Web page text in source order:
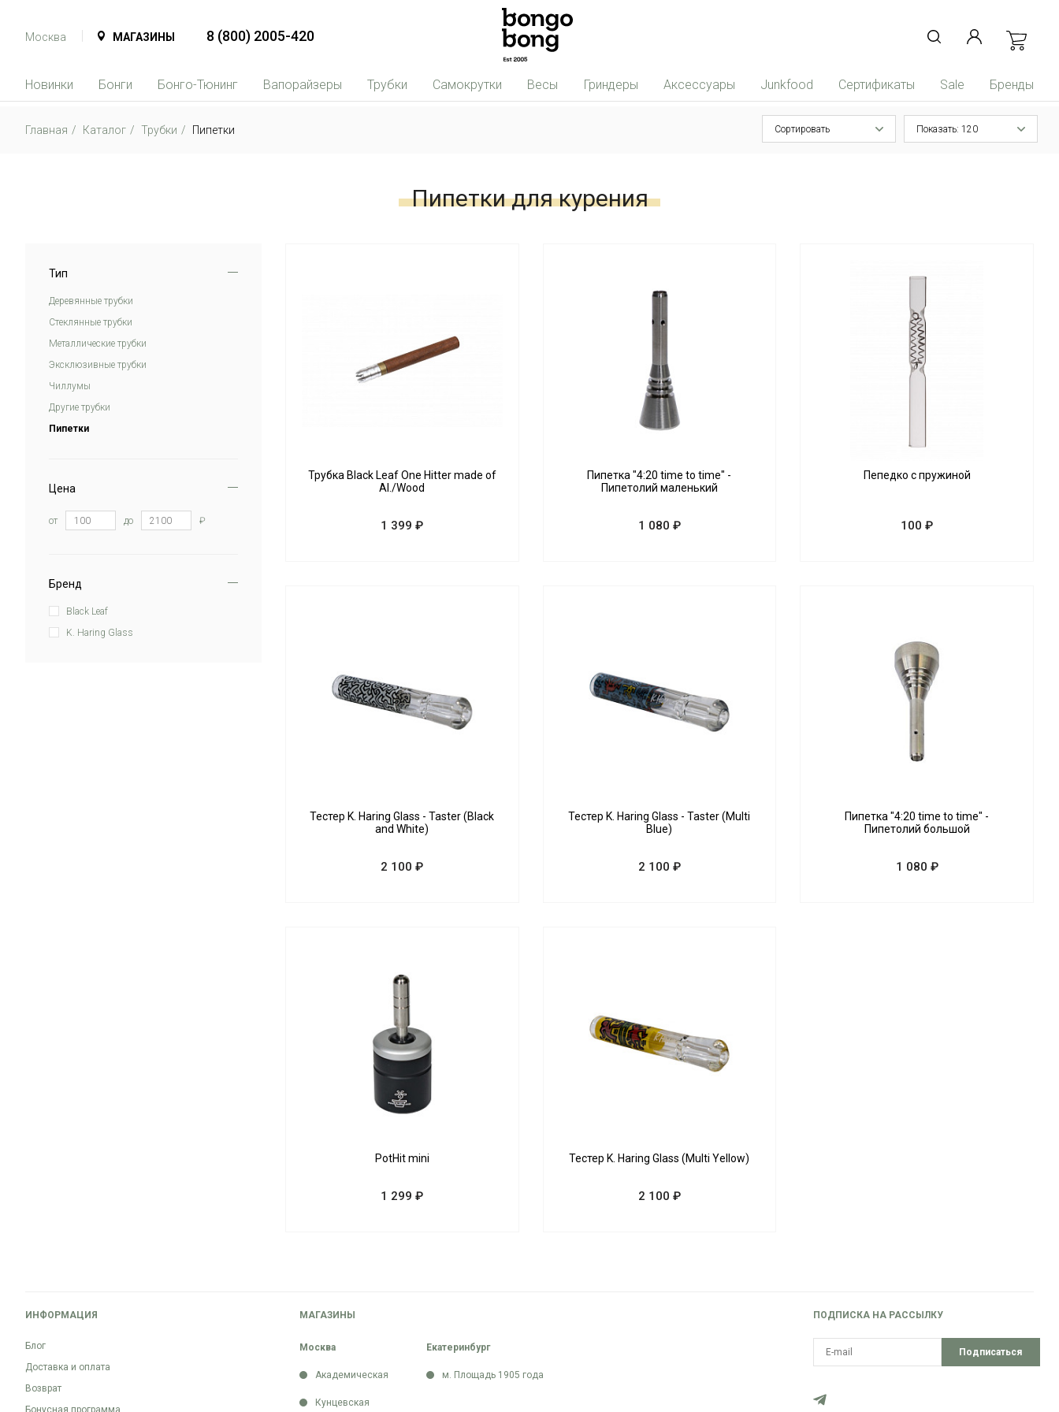
Москва МАГАЗИНЫ 8 (800) 2005-420
Новинки Бонги Бонго-Тюнинг Вапорайзеры Трубки Самокрутки Весы Гриндеры Аксессуары Junkfood Сертификаты Sale Бренды
Главная Каталог Трубки Пипетки Сортировать Показать: 120
Пипетки для курения
Тип
Деревянные трубки
Стеклянные трубки
Металлические трубки
Эксклюзивные трубки
Чиллумы
Другие трубки
Пипетки
Цена
от до ₽
Бренд
Black Leaf
K. Haring Glass
Трубка Black Leaf One Hitter made of
Al./Wood
1 399 ₽
Пипетка "4:20 time to time" -
Пипетолий маленький
1 080 ₽
Пепедко с пружиной
100 ₽
Тестер K. Haring Glass - Taster (Black
and White)
2 100 ₽
Тестер K. Haring Glass - Taster (Multi
Blue)
2 100 ₽
Пипетка "4:20 time to time" -
Пипетолий большой
1 080 ₽
PotHit mini
1 299 ₽
Тестер K. Haring Glass (Multi Yellow)
2 100 ₽
ИНФОРМАЦИЯ
Блог
Доставка и оплата
Возврат
Бонусная программа
МАГАЗИНЫ
Москва
Академическая
Кунцевская
Екатеринбург
м. Площадь 1905 года
ПОДПИСКА НА РАССЫЛКУ
Подписаться